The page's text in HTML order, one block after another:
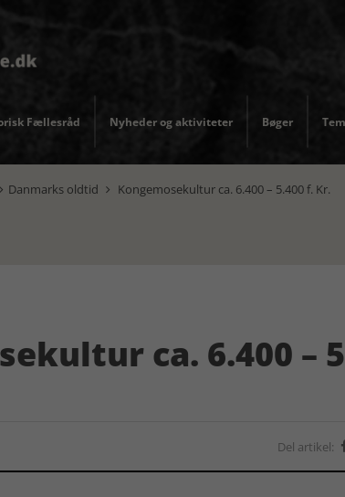
Fællesråd Nyheder og aktiviteter Bøger
 Danmarks oldtid  Kongemosekultur ca. 6.400 – 5.400 f. Kr.
ca. 6.400 –
Del artikel: